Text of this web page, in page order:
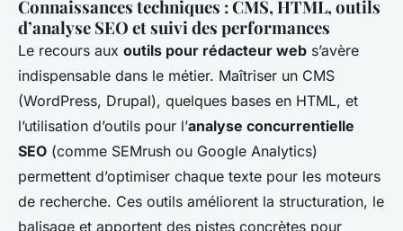
Connaissances techniques : CMS, HTML, outils
d’analyse SEO et suivi des performances
Le recours aux outils pour rédacteur web s’avère
indispensable dans le métier. Maîtriser un CMS
(WordPress, Drupal), quelques bases en HTML, et
l’utilisation d’outils pour l’analyse concurrentielle
SEO (comme SEMrush ou Google Analytics)
permettent d’optimiser chaque texte pour les moteurs
de recherche. Ces outils améliorent la structuration, le
balisage et apportent des pistes concrètes pour